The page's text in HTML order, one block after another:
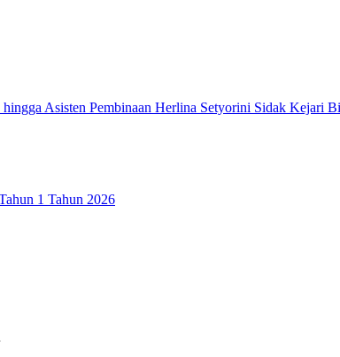
Asisten Pembinaan Herlina Setyorini Sidak Kejari
1 Tahun 2026